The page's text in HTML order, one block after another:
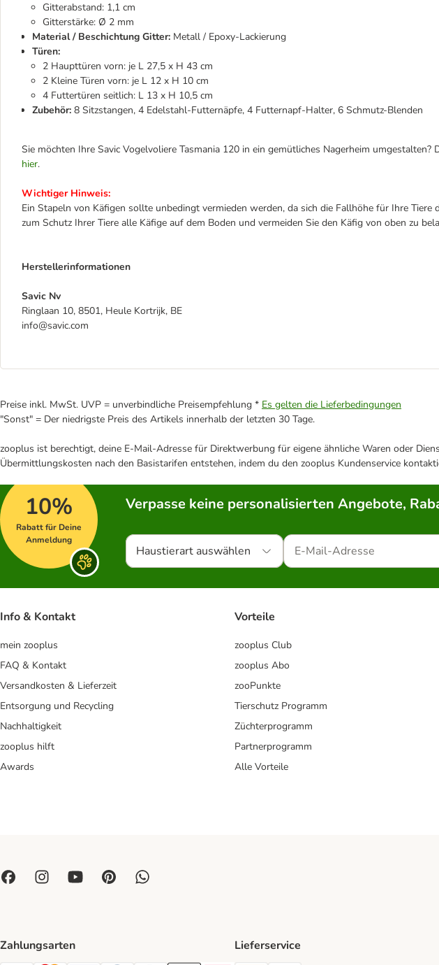
Gitterabstand: 1,1 cm
Gitterstärke: Ø 2 mm
Material / Beschichtung Gitter: Metall / Epoxy-Lackierung
Türen:
2 Haupttüren vorn: je L 27,5 x H 43 cm
2 Kleine Türen vorn: je L 12 x H 10 cm
4 Futtertüren seitlich: L 13 x H 10,5 cm
Zubehör: 8 Sitzstangen, 4 Edelstahl-Futternäpfe, 4 Futternapf-Halter, 6 Schmutz-Blenden
Sie möchten Ihre Savic Vogelvoliere Tasmania 120 in ein gemütliches Nagerheim umgestalten?
hier.
Wichtiger Hinweis:
Ein Stapeln von Käfigen sollte unbedingt vermieden werden, da sich die Fallhöhe für Ihre Tiere
zum Schutz Ihrer Tiere alle Käfige auf dem Boden und vermeiden Sie den Käfig von oben zu
Herstellerinformationen
Savic Nv
Ringlaan 10, 8501, Heule Kortrijk, BE
info@savic.com
Preise inkl. MwSt. UVP = unverbindliche Preisempfehlung * Es gelten die Lieferbedingungen
"Sonst" = Der niedrigste Preis des Artikels innerhalb der letzten 30 Tage.
zooplus ist berechtigt, deine E-Mail-Adresse für Direktwerbung für eigene ähnliche Waren oder
Übermittlungskosten nach den Basistarifen entstehen, indem du den zooplus Kundenservice
10%
Rabatt für Deine
Anmeldung
Verpasse keine personalisierten Angebote,
Haustierart auswählen
Info & Kontakt
mein zooplus
FAQ & Kontakt
Versandkosten & Lieferzeit
Entsorgung und Recycling
Nachhaltigkeit
zooplus hilft
Awards
Vorteile
zooplus Club
zooplus Abo
zooPunkte
Tierschutz Programm
Züchterprogramm
Partnerprogramm
Alle Vorteile
Zahlungsarten Lieferservice